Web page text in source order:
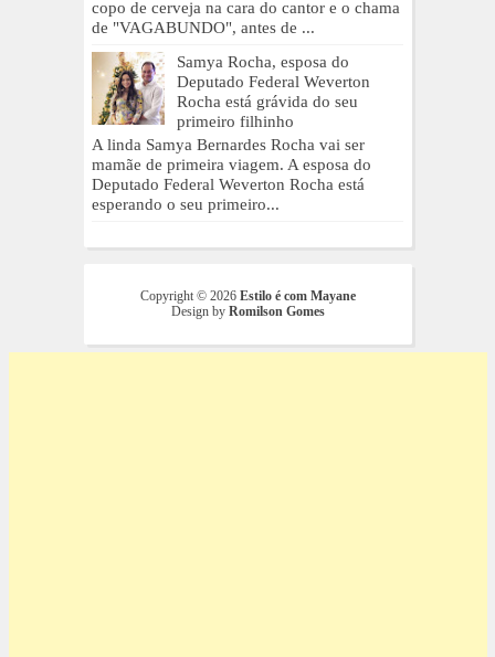
copo de cerveja na cara do cantor e o chama
de "VAGABUNDO", antes de ...
Samya Rocha, esposa do
Deputado Federal Weverton
Rocha está grávida do seu
primeiro filhinho
A linda Samya Bernardes Rocha vai ser
mamãe de primeira viagem. A esposa do
Deputado Federal Weverton Rocha está
esperando o seu primeiro...
Copyright © 2026 Estilo é com Mayane
Design by Romilson Gomes